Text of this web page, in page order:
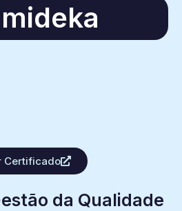
Certificado
da Qualidade